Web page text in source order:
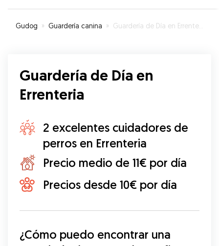
Gudog » Guardería canina » Guardería de Día en Errenteria
Guardería de Día en
Errenteria
2 excelentes cuidadores de
perros en Errenteria
Precio medio de 11€ por día
Precios desde 10€ por día
¿Cómo puedo encontrar una